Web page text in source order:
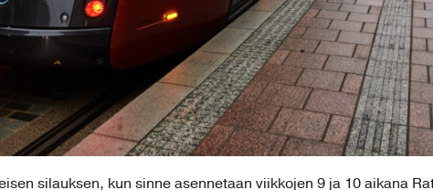
silauksen, kun sinne asennetaan viikkojen 9 ja 10 aikana